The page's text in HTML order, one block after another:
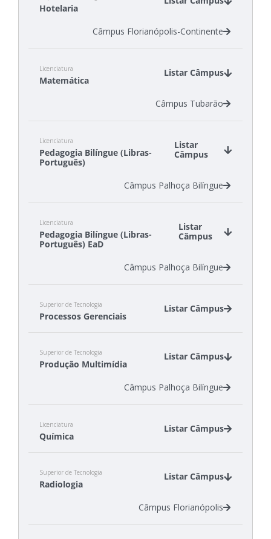
Hotelaria
Câmpus Florianópolis-Continente
Licenciatura
Matemática
Listar Câmpus
Câmpus Tubarão
Licenciatura
Pedagogia Bilíngue (Libras-
Português)
Listar
Câmpus
Câmpus Palhoça Bilíngue
Licenciatura
Pedagogia Bilíngue (Libras-
Português) EaD
Listar
Câmpus
Câmpus Palhoça Bilíngue
Superior de Tecnologia
Processos Gerenciais
Listar Câmpus
Câmpus São Miguel do Oeste
Superior de Tecnologia
Produção Multimídia
Listar Câmpus
Câmpus Palhoça Bilíngue
Licenciatura
Química
Listar Câmpus
Câmpus São José
Superior de Tecnologia
Radiologia
Listar Câmpus
Câmpus Florianópolis